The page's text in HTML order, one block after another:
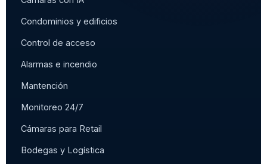
Condominios y edificios
Control de acceso
Alarmas e incendio
Mantención
Monitoreo 24/7
Cámaras para Retail
Bodegas y Logística